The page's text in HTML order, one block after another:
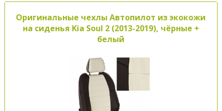
Оригинальные чехлы Автопилот из экокожи
на сиденья Kia Soul 2 (2013-2019), чёрные +
белый